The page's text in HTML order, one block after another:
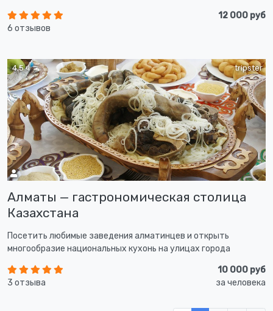
6 отзывов
12 000 руб
tripster
4,5 ч
Алматы — гастрономическая столица
Казахстана
Посетить любимые заведения алматинцев и открыть
многообразие национальных кухонь на улицах города
3 отзыва
10 000 руб
за человека